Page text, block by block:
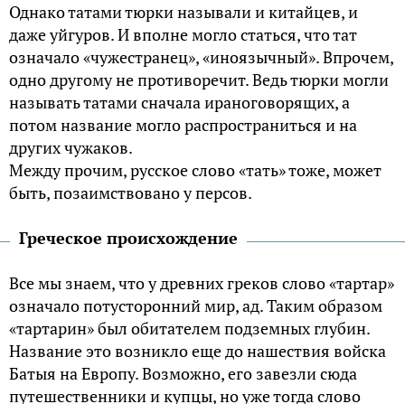
Однако татами тюрки называли и китайцев, и
даже уйгуров. И вполне могло статься, что тат
означало «чужестранец», «иноязычный». Впрочем,
одно другому не противоречит. Ведь тюрки могли
называть татами сначала ираноговорящих, а
потом название могло распространиться и на
других чужаков.
Между прочим, русское слово «тать» тоже, может
быть, позаимствовано у персов.
Греческое происхождение
Все мы знаем, что у древних греков слово «тартар»
означало потусторонний мир, ад. Таким образом
«тартарин» был обитателем подземных глубин.
Название это возникло еще до нашествия войска
Батыя на Европу. Возможно, его завезли сюда
путешественники и купцы, но уже тогда слово